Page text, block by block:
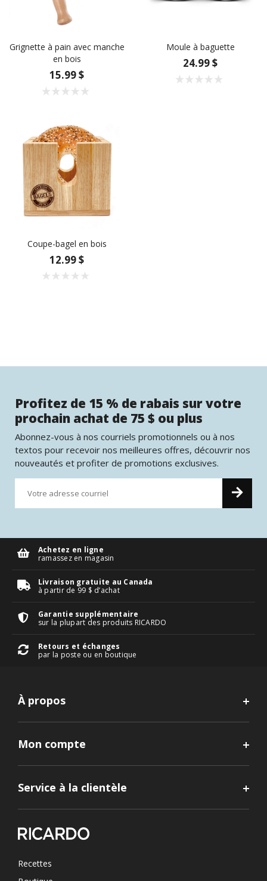
Grignette à pain avec manche
en bois
15.99 $
Moule à baguette
24.99 $
Coupe-bagel en bois
12.99 $
Profitez de 15 % de rabais sur votre
prochain achat de 75 $ ou plus
Abonnez-vous à nos courriels promotionnels ou à nos
textos pour recevoir nos meilleures offres, découvrir nos
nouveautés et profiter de promotions exclusives.
Achetez en ligne
ramassez en magasin
Livraison gratuite au Canada
à partir de 99 $ d’achat
Garantie supplémentaire
sur la plupart des produits RICARDO
Retours et échanges
par la poste ou en boutique
À propos
Mon compte
Service à la clientèle
Recettes